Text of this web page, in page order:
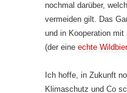
nochmal darüber,
vermeiden gilt. Das
und in Kooperation
(der eine echte
Ich hoffe, in Zukunft
Klimaschutz und Co